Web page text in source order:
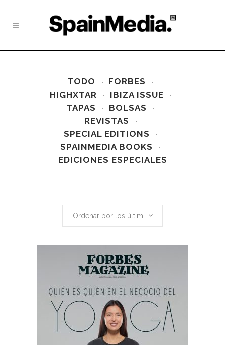
TODO
FORBES
HIGHXTAR
IBIZA ISSUE
TAPAS
BOLSAS
REVISTAS
SPECIAL EDITIONS
SPAINMEDIA BOOKS
EDICIONES ESPECIALES